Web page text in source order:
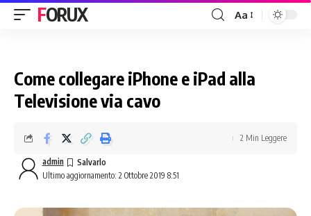
FORUX Aa
Come collegare iPhone e iPad alla
Televisione via cavo
Ultimo aggiornamento: 2 Ottobre 2019 8:51
admin
2 Min Leggere